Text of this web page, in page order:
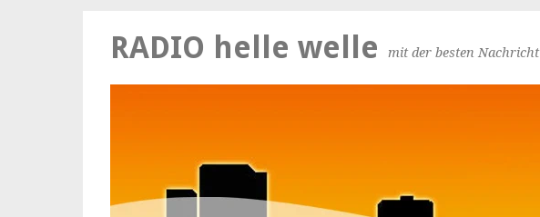
RADIO helle welle mit der besten Nachricht